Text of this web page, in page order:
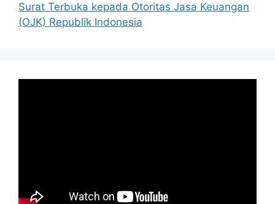
Surat Terbuka kepada Otoritas Jasa Keuangan
(OJK) Republik Indonesia